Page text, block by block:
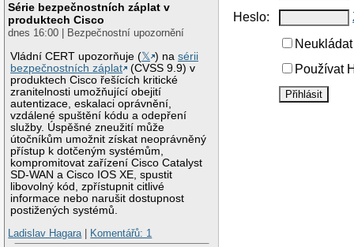
Série bezpečnostních záplat v
produktech Cisco
dnes 16:00 | Bezpečnostní upozornění
Vládní CERT upozorňuje (𝕏 ) nasérii
bezpečnostních záplat
(CVSS 9.9) v
produktech Cisco řešících kritické
zranitelnosti umožňující obejití
autentizace, eskalaci oprávnění,
vzdálené spuštění kódu a odepření
služby. Úspěšné zneužití může
útočníkům umožnit získat neoprávněný
přístup k dotčeným systémům,
kompromitovat zařízení Cisco Catalyst
SD-WAN a Cisco IOS XE, spustit
libovolný kód, zpřístupnit citlivé
informace nebo narušit dostupnost
postižených systémů.
Ladislav Hagara| Komentářů: 1
Heslo:
Používat